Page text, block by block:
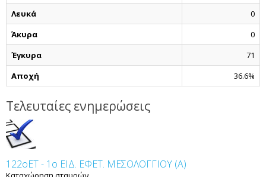
Λευκά
0
Άκυρα
0
Έγκυρα
71
Αποχή
36.6%
Τελευταίες ενημερώσεις
122οET - 1ο ΕΙΔ. ΕΦΕΤ. ΜΕΣΟΛΟΓΓΙΟΥ (Α)